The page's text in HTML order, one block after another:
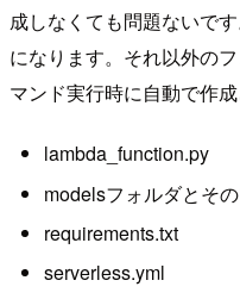
成しなくても問題ないで
になります。それ以外の
マンド実行時に自動で作
lambda_function.py
modelsフォルダとそ
requirements.txt
serverless.yml